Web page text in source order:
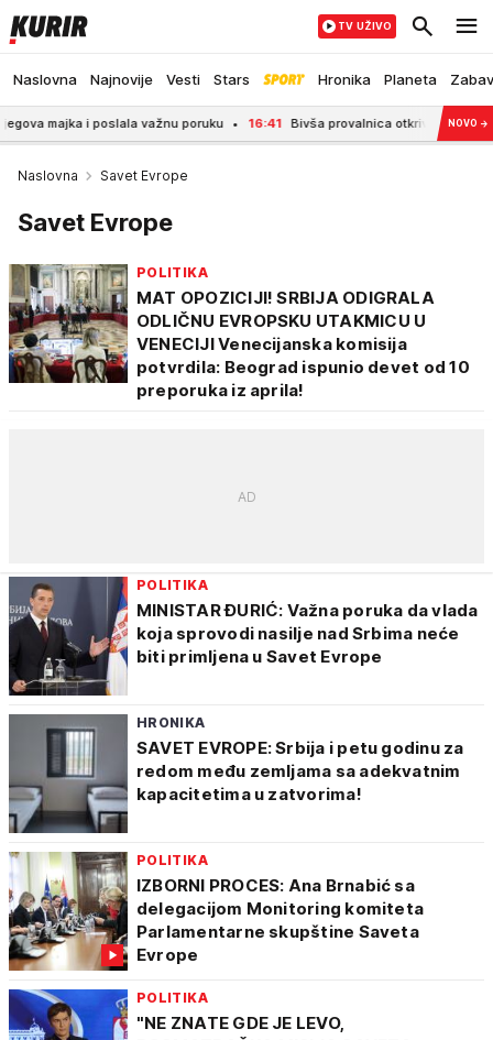
Naslovna Najnovije Vesti Stars Hronika Planeta
TV UŽIVO
i poslala važnu poruku 16:41 Bivša provalnica otkriva: '"Jedna stvar bi
NOVO →
Naslovna Savet Evrope
Savet Evrope
POLITIKA
MAT OPOZICIJI! SRBIJA ODIGRALA
ODLIČNU EVROPSKU UTAKMICU U
VENECIJI Venecijanska komisija
potvrdila: Beograd ispunio devet od 10
preporuka iz aprila!
POLITIKA
MINISTAR ĐURIĆ: Važna poruka da vlada
koja sprovodi nasilje nad Srbima neće
biti primljena u Savet Evrope
HRONIKA
SAVET EVROPE: Srbija i petu godinu za
redom među zemljama sa adekvatnim
kapacitetima u zatvorima!
POLITIKA
IZBORNI PROCES: Ana Brnabić sa
delegacijom Monitoring komiteta
Parlamentarne skupštine Saveta
Evrope
POLITIKA
"NE ZNATE GDE JE LEVO,